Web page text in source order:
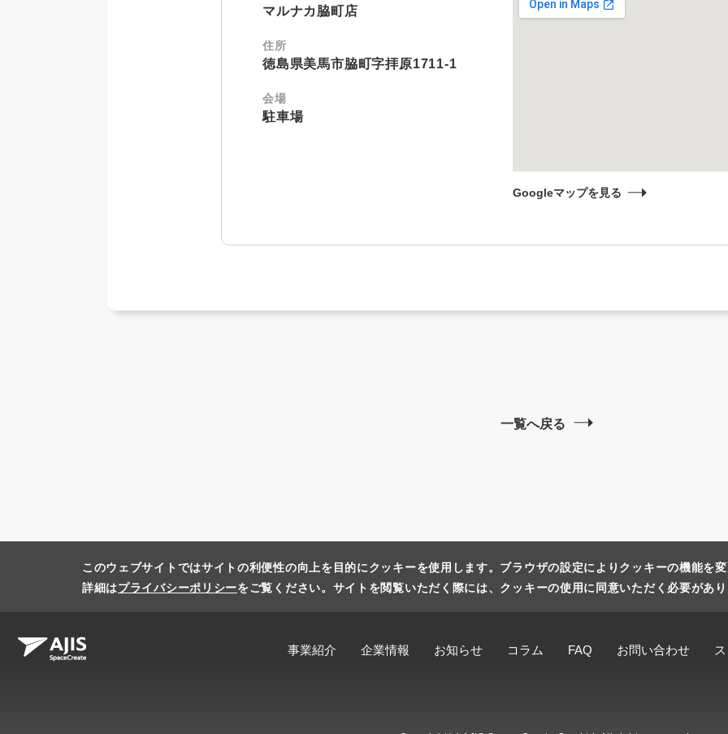
マルナカ脇町店
住所
徳島県美馬市脇町字拝原1711-1
会場
駐車場
Googleマップを見る
一覧へ戻る
事業紹介 企業情報 お知らせ コラム FAQ お問い合わせ
このウェブサイトではサイトの利便性の向上を目的にクッキーを使用します。ブラウザの設定によりクッキーの機能を
詳細はプライバシーポリシーをご覧ください。サイトを閲覧いただく際には、クッキーの使用に同意いただく必要があ